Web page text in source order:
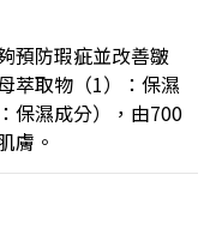
預防瑕疵並改善皺
萃取物（1）：保濕
保濕成分），由700
膚。